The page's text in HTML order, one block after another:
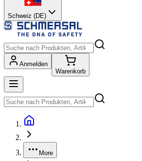
Schweiz (DE)
Anmelden
Warenkorb
More